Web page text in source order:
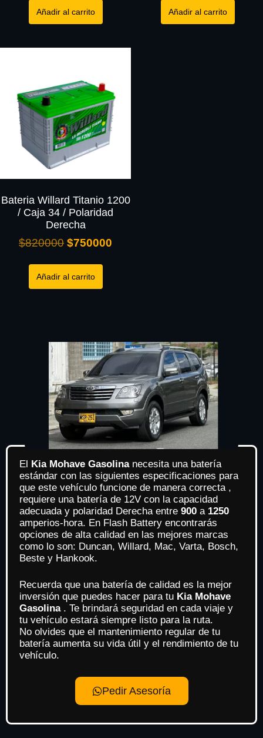
Añadir al carrito Añadir al carrito
Bateria Willard Titanio 1200
/ Caja 34 / Polaridad
Derecha
$820000 $750000
Añadir al carrito
El Kia Mohave Gasolina necesita una batería
estándar con las siguientes especificaciones para
que este vehículo funcione de manera correcta ,
requiere una batería de 12V con la capacidad
adecuada y polaridad Derecha entre 900 a 1250
amperios-hora. En Flash Battery encontrarás
opciones de alta calidad en las mejores marcas
como lo son: Duncan, Willard, Mac, Varta, Bosch,
Beste y Hankook.
Recuerda que una batería de calidad es la mejor
inversión que puedes hacer para tu Kia Mohave
Gasolina . Te brindará seguridad en cada viaje y
tu vehículo estará siempre listo para la ruta.
No olvides que el mantenimiento regular de tu
batería aumenta su vida útil y el rendimiento de tu
vehículo.
Pedir Asesoría